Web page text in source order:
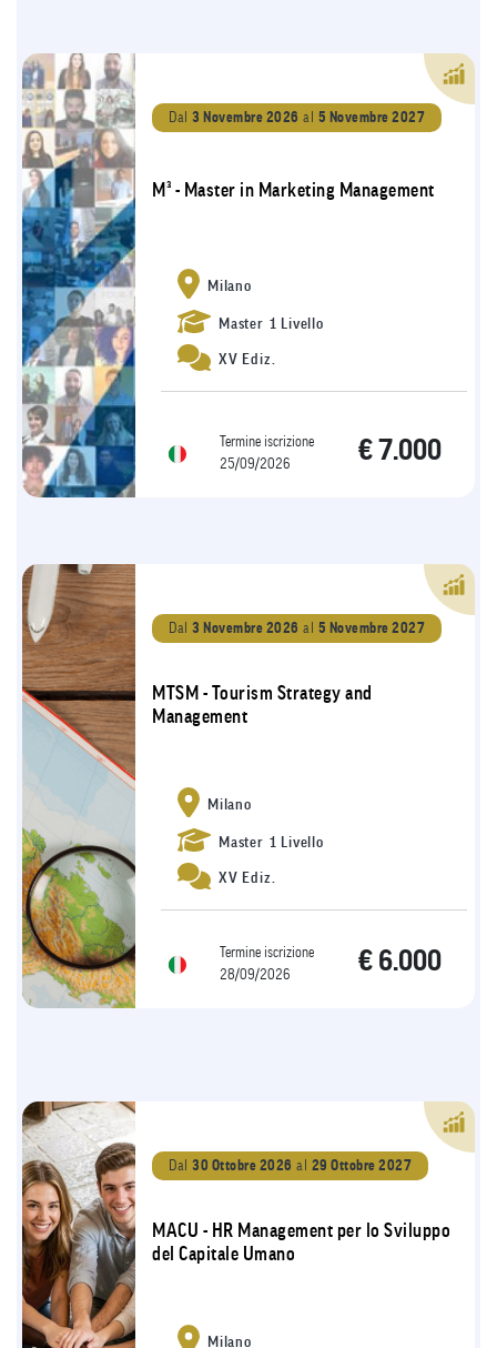
Dal 3 Novembre 2026 al 5 Novembre 2027
M³ - Master in Marketing Management
Milano
Master 1 Livello
XV Ediz.
Termine iscrizione
25/09/2026
€ 7.000
Dal 3 Novembre 2026 al 5 Novembre 2027
MTSM - Tourism Strategy and
Management
Milano
Master 1 Livello
XV Ediz.
Termine iscrizione
28/09/2026
€ 6.000
Dal 30 Ottobre 2026 al 29 Ottobre 2027
MACU - HR Management per lo Sviluppo
del Capitale Umano
Milano